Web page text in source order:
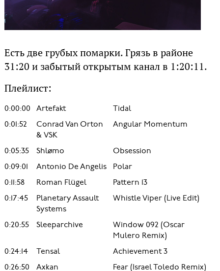
Есть две грубых помарки. Грязь в районе
31:20 и забытый открытым канал в 1:20:11.
Плейлист:
0:00:00 Artefakt
Tidal
0:01:52
Conrad Van Orton
& VSK
Angular Momentum
0:05:35 Shlømo
Obsession
0:09:01
Antonio De Angelis
Polar
0:11:58
Roman Flügel
Pattern 13
0:17:45
Planetary Assault
Systems
Whistle Viper (Live Edit)
0:20:55 Sleeparchive
Window 092 (Oscar
Mulero Remix)
0:24:14
Tensal
Achievement 3
0:26:50
Axkan
Fear (Israel Toledo Remix)